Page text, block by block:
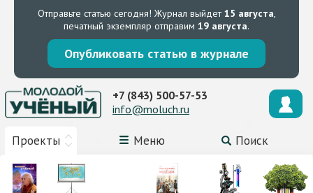
Отправьте статью сегодня! Журнал выйдет15 августа,
печатный экземпляр отправим 19 августа.
Опубликовать статью в журнале
Проекты Меню Поиск
+7 (843) 500-57-53
info@moluch.ru